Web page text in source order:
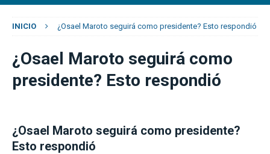
INICIO ¿Osael Maroto seguirá como presidente? Esto respondió
¿Osael Maroto seguirá como
presidente? Esto respondió
¿Osael Maroto seguirá como presidente?
Esto respondió